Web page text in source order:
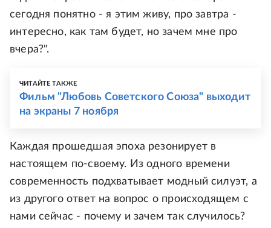
сегодня понятно - я этим живу, про завтра -
интересно, как там будет, но зачем мне про
вчера?".
ЧИТАЙТЕ ТАКЖЕ
Фильм "Любовь Советского Союза" выходит
на экраны 7 ноября
Каждая прошедшая эпоха резонирует в
настоящем по-своему. Из одного времени
современность подхватывает модный силуэт, а
из другого ответ на вопрос о происходящем с
нами сейчас - почему и зачем так случилось?